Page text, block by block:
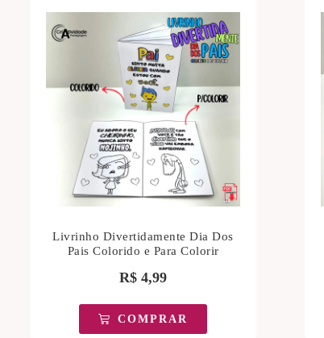
Livrinho Divertidamente Dia Dos
Pais Colorido e Para Colorir
R$ 4,99
COMPRAR